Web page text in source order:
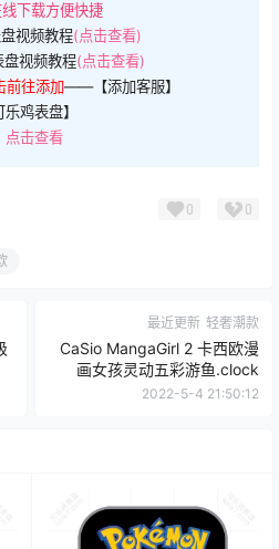
下载方便快捷
视频教程(点击查看)
视频教程(点击查看)
前往添加——【添加客服】
鸡表盘】
点击查看
0 0
最近更新 轻奢潮款
CaSio MangaGirl 2 卡西欧漫
画女孩灵动五彩游鱼.clock
2022-5-4 21:50:12